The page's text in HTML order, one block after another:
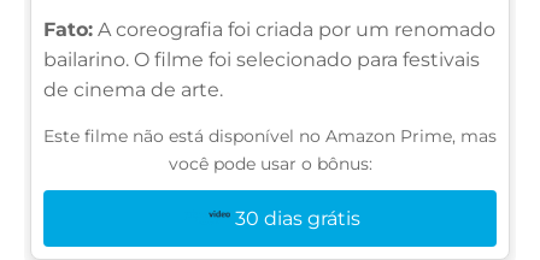
Fato: A coreografia foi criada por um renomado
bailarino. O filme foi selecionado para festivais
de cinema de arte.
Este filme não está disponível no Amazon Prime, mas
você pode usar o bônus:
30 dias grátis